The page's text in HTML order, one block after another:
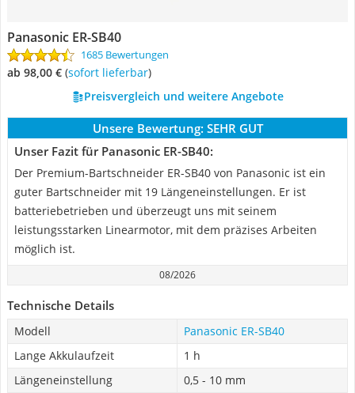
Panasonic ER-SB40
1685 Bewertungen
ab 98,00 € ( Sofort lieferbar)
Preisvergleich und weitere Angebote
Unsere Bewertung: SEHR GUT
Unser Fazit für Panasonic ER-SB40:
Der Premium-Bartschneider ER-SB40 von Panasonic ist ein
guter Bartschneider mit 19 Längeneinstellungen. Er ist
batteriebetrieben und überzeugt uns mit seinem
leistungsstarken Linearmotor, mit dem präzises Arbeiten
möglich ist.
08/2026
Technische Details
Modell
Panasonic ER-SB40
Lange Akkulaufzeit
1 h
Längeneinstellung
0,5 - 10 mm